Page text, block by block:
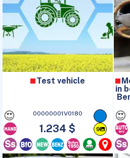
Test vehicle
😍 00000001V0180
1.234 $ 9
in
😍